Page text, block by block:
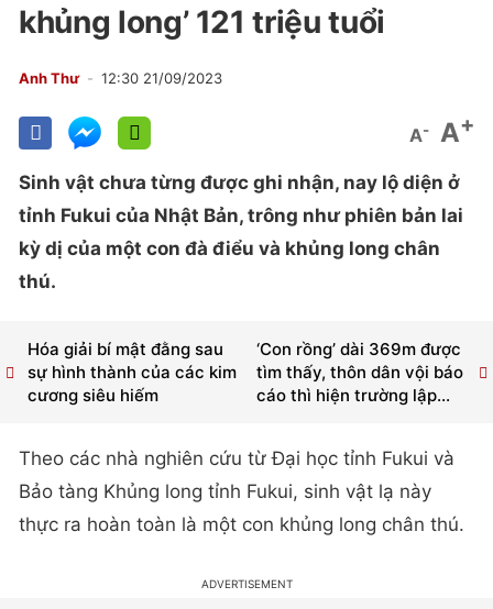
khủng long’ 121 triệu tuổi
Anh Thư 12:30 21/09/2023
A- A+
Sinh vật chưa từng được ghi nhận, nay lộ diện ở
tỉnh Fukui của Nhật Bản, trông như phiên bản lai
kỳ dị của một con đà điểu và khủng long chân
thú.
‘Con rồng’ dài 369m được
tìm thấy, thôn dân vội báo
cáo thì hiện trường lập...
Hóa giải bí mật đằng sau
sự hình thành của các kim
cương siêu hiếm
Theo các nhà nghiên cứu từ Đại học tỉnh Fukui và
Bảo tàng Khủng long tỉnh Fukui, sinh vật lạ này
thực ra hoàn toàn là một con khủng long chân thú.